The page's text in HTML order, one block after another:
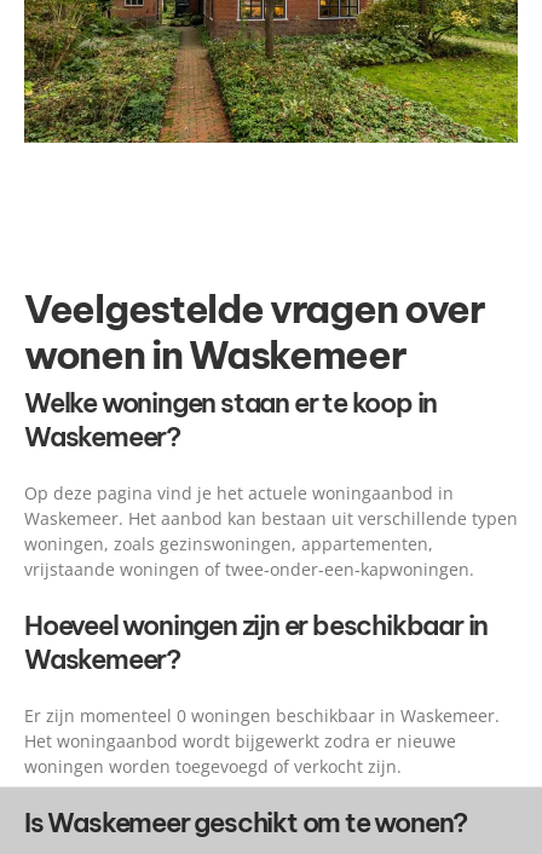
Veelgestelde vragen over
wonen in Waskemeer
Welke woningen staan er te koop in
Waskemeer?
Op deze pagina vind je het actuele woningaanbod in
Waskemeer. Het aanbod kan bestaan uit verschillende typen
woningen, zoals gezinswoningen, appartementen,
vrijstaande woningen of twee-onder-een-kapwoningen.
Hoeveel woningen zijn er beschikbaar in
Waskemeer?
Er zijn momenteel 0 woningen beschikbaar in Waskemeer.
Het woningaanbod wordt bijgewerkt zodra er nieuwe
woningen worden toegevoegd of verkocht zijn.
Is Waskemeer geschikt om te wonen?